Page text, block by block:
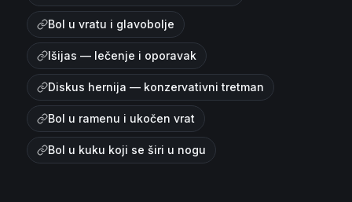
Bol u vratu i glavobolje
Išijas — lečenje i oporavak
Diskus hernija — konzervativni tretman
Bol u ramenu i ukočen vrat
Bol u kuku koji se širi u nogu